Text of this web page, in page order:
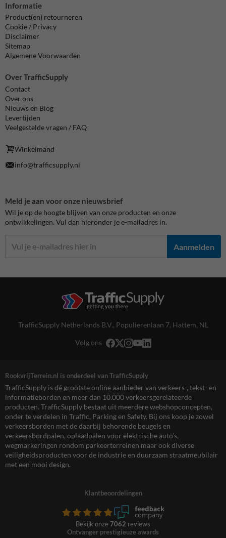
Informatie
Product(en) retourneren
Cookie / Privacy
Disclaimer
Sitemap
Algemene Voorwaarden
Over TrafficSupply
Contact
Over ons
Nieuws en Blog
Levertijden
Veelgestelde vragen / FAQ
Winkelmand
info@trafficsupply.nl
Meld je aan voor onze nieuwsbrief
Wil je op de hoogte blijven van onze producten en onze
ontwikkelingen. Vul dan hieronder je e-mailadres in.
Aanmelden
TrafficSupply Netherlands B.V., Populierenlaan 7, Hattem, NL
Volg ons
RookvrijTerrein.nl is onderdeel van TrafficSupply
TrafficSupply is dé grootste online aanbieder van verkeers-, tekst- en
informatieborden en meer dan 10.000 verkeersgerelateerde
producten. TrafficSupply bestaat uit meerdere webshopconcepten,
onder te verdelen in Traffic, Parking en Safety. Bij ons koop je zowel
verkeersborden met de daarbij behorende beugels en
verkeersbordpalen, oplaadpalen voor elektrische auto’s,
wegmarkeringen rondom parkeerterreinen maar ook diverse
veiligheidsproducten voor de industrie en duurzaam straatmeubilair
met een mooi design.
Klantbeoordelingen
Bekijk onze 7062 reviews
Ontvanger prestigieuze awards